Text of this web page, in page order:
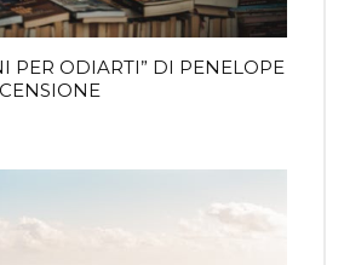
PER ODIARTI” DI PENELOPE